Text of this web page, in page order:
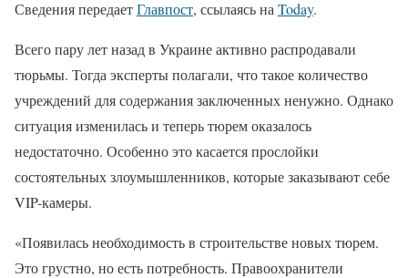
Сведения передаетГлавпост, ссылаясь на Today.
Всего пару лет назад в Украине активно распродавали
тюрьмы. Тогда эксперты полагали, что такое количество
учреждений для содержания заключенных ненужно. Однако
ситуация изменилась и теперь тюрем оказалось
недостаточно. Особенно это касается прослойки
состоятельных злоумышленников, которые заказывают себе
VIP-камеры.
«Появилась необходимость в строительстве новых тюрем.
Это грустно, но есть потребность. Правоохранители